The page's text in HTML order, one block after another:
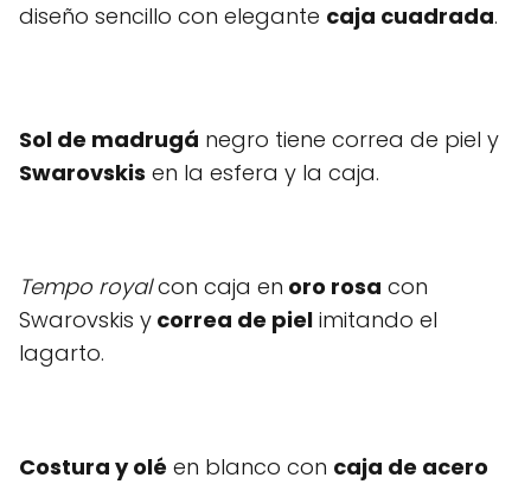
diseño sencillo con elegante caja cuadrada.
Sol de madrugá negro tiene correa de piel y
Swarovskis en la esfera y la caja.
Tempo royalcon caja en oro rosa con
Swarovskis y correa de piel imitando el
lagarto.
Costura y olé en blanco con caja de acero